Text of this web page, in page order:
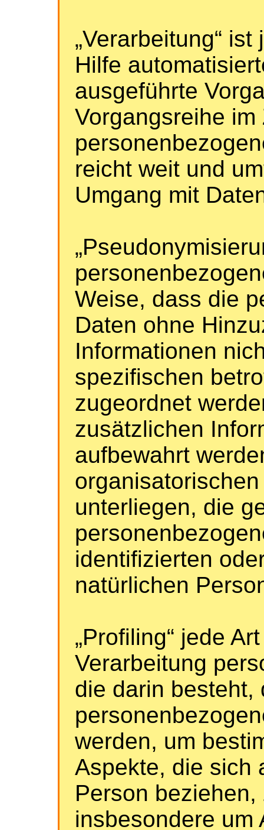
„Verarbeitung“
Hilfe
ausgeführte
Vorgangsreihe
reicht weit und
Umgang mit
Weise, dass die
Daten ohne
Informationen
spezifischen
zugeordnet
zusätzlichen
aufbewahrt
unterliegen, die
identifizierten
natürlichen
„Profiling“ jede
Verarbeitung
die darin besteht,
werden, um
Aspekte, die sich
Person
insbesondere um